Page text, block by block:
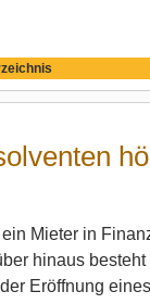
Mieter in
hinaus besteht
Eröffnung eines